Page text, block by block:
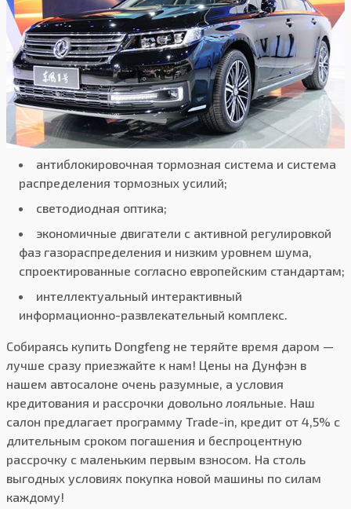
антиблокировочная тормозная система и система
распределения тормозных усилий;
светодиодная оптика;
экономичные двигатели с активной регулировкой
фаз газораспределения и низким уровнем шума,
спроектированные согласно европейским стандартам;
интеллектуальный интерактивный
информационно-развлекательный комплекс.
Собираясь купить Dongfeng не теряйте время даром —
лучше сразу приезжайте к нам! Цены на Дунфэн в
нашем автосалоне очень разумные, а условия
кредитования и рассрочки довольно лояльные. Наш
салон предлагает программу Trade-in, кредит от 4,5% с
длительным сроком погашения и беспроцентную
рассрочку с маленьким первым взносом. На столь
выгодных условиях покупка новой машины по силам
каждому!